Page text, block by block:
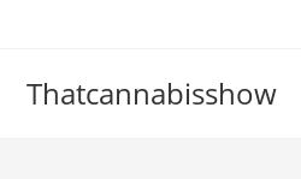
Thatcannabisshow